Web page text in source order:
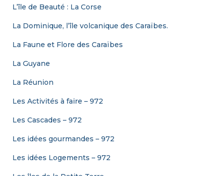
L’île de Beauté : La Corse
La Dominique, l’île volcanique des Caraïbes.
La Faune et Flore des Caraïbes
La Guyane
La Réunion
Les Activités à faire – 972
Les Cascades – 972
Les idées gourmandes – 972
Les idées Logements – 972